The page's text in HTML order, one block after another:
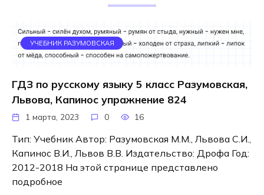
УЧЕБНИК РАЗУМОВСКАЯ
ГДЗ по русскому языку 5 класс Разумовская,
Львова, Капинос упражнение 824
1 марта, 2023 0 16
Тип: Учебник Автор: Разумовская М.М., Львова С.И.,
Капинос В.И., Львов В.В. Издательство: Дрофа Год:
2012-2018 На этой странице представлено
подробное